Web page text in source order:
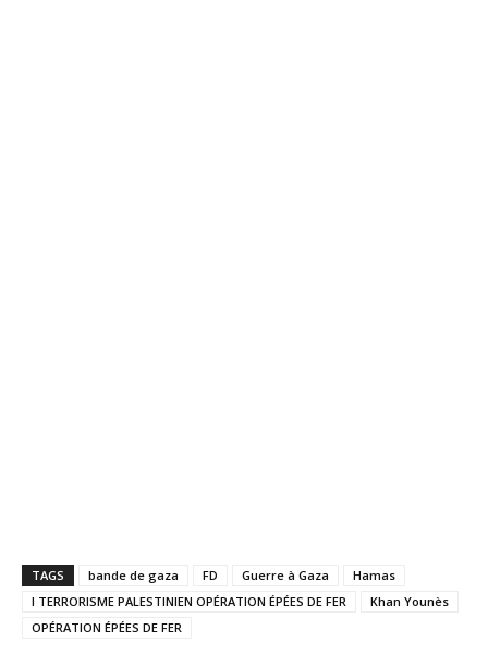
TAGS bande de gaza FD Guerre à Gaza
Hamas
I TERRORISME PALESTINIEN OPÉRATION ÉPÉES DE FER
Khan Younès
OPÉRATION ÉPÉES DE FER